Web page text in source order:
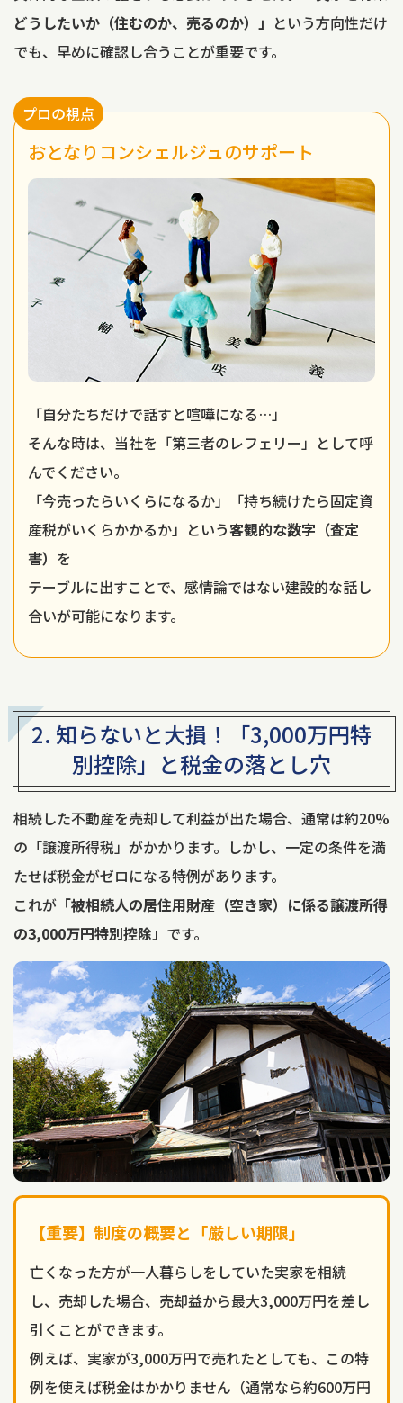
どうしたいか（住むのか、売るのか）」 という方向性だけ
でも、早めに確認し合うことが重要です。
プロの視点
おとなりコンシェルジュのサポート
「自分たちだけで話すと喧嘩になる…」
そんな時は、当社を「第三者のレフェリー」として呼
んでください。
「今売ったらいくらになるか」「持ち続けたら固定資
産税がいくらかかるか」という客観的な数字（査定
書） を
テーブルに出すことで、感情論ではない建設的な話し
合いが可能になります。
2. 知らないと大損！
「3,000万円特
別控除」と税金の落とし穴
相続した不動産を売却して利益が出た場合、通常は約20%
の「譲渡所得税」がかかります。しかし、一定の条件を満
たせば税金がゼロになる特例があります。
これが 「被相続人の居住用財産（空き家）に係る譲渡所得
の3,000万円特別控除」 です。
【重要】制度の概要と「厳しい期限」
亡くなった方が一人暮らしをしていた実家を相続
し、売却した場合、売却益から最大3,000万円を差し
引くことができます。
例えば、実家が3,000万円で売れたとしても、この特
例を使えば税金はかかりません（通常なら約600万円